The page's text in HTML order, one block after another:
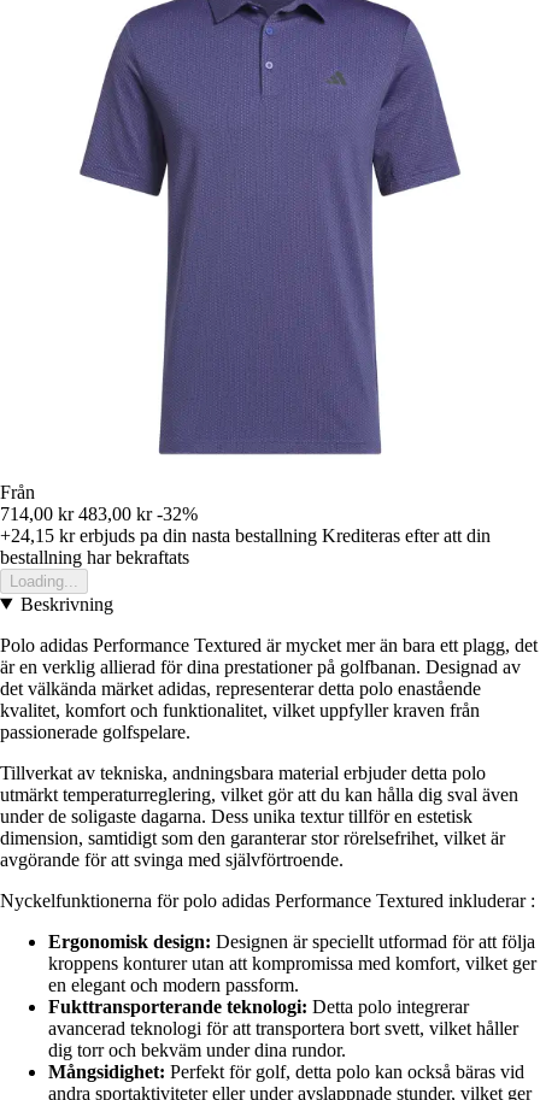
Från
714,00 kr 483,00 kr -32%
+24,15 krerbjuds pa din nasta bestallning Krediteras efter att din
bestallning har bekraftats
Loading...
Beskrivning
Polo adidas Performance Textured är mycket mer än bara ett plagg, det
är en verklig allierad för dina prestationer på golfbanan. Designad av
det välkända märket adidas, representerar detta polo enastående
kvalitet, komfort och funktionalitet, vilket uppfyller kraven från
passionerade golfspelare.
Tillverkat av tekniska, andningsbara material erbjuder detta polo
utmärkt temperaturreglering, vilket gör att du kan hålla dig sval även
under de soligaste dagarna. Dess unika textur tillför en estetisk
dimension, samtidigt som den garanterar stor rörelsefrihet, vilket är
avgörande för att svinga med självförtroende.
Nyckelfunktionerna för polo adidas Performance Textured inkluderar :
Ergonomisk design: Designen är speciellt utformad för att följa
kroppens konturer utan att kompromissa med komfort, vilket ger
en elegant och modern passform.
Fukttransporterande teknologi: Detta polo integrerar
avancerad teknologi för att transportera bort svett, vilket håller
dig torr och bekväm under dina rundor.
Mångsidighet: Perfekt för golf, detta polo kan också bäras vid
andra sportaktiviteter eller under avslappnade stunder, vilket ger